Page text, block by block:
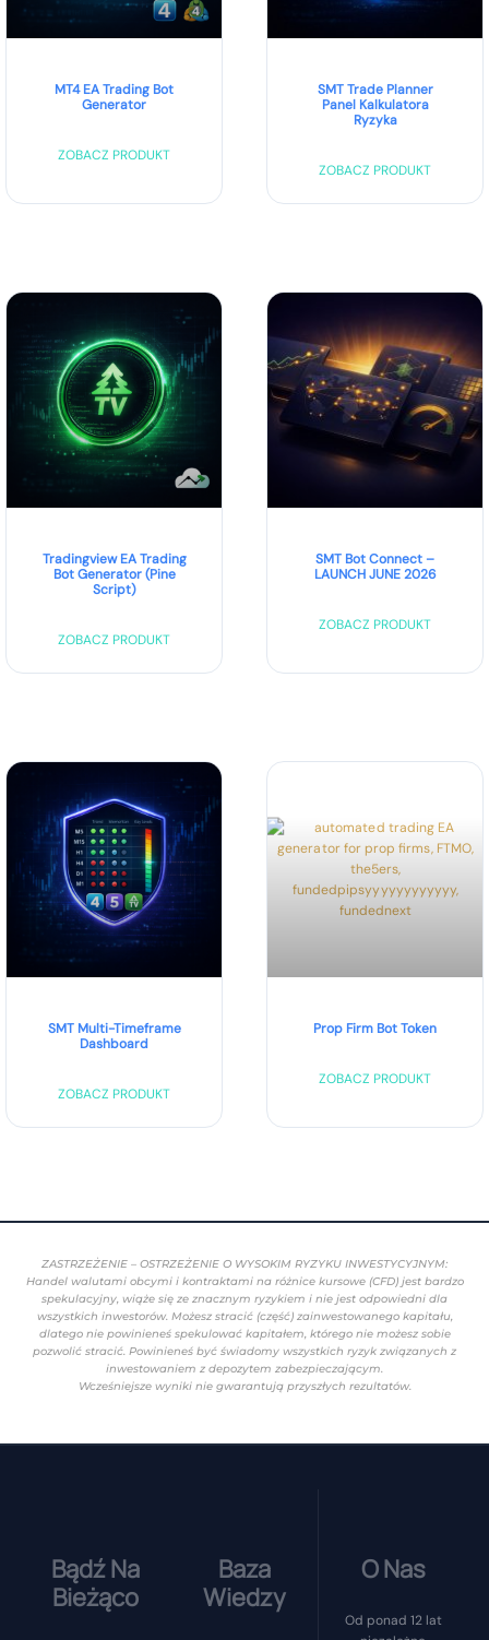
MT4 EA Trading Bot
Generator
ZOBACZ PRODUKT
SMT Trade Planner
Panel Kalkulatora
Ryzyka
ZOBACZ PRODUKT
Tradingview EA Trading
Bot Generator (Pine
Script)
ZOBACZ PRODUKT
SMT Bot Connect –
LAUNCH JUNE 2026
ZOBACZ PRODUKT
SMT Multi-Timeframe
Dashboard
ZOBACZ PRODUKT
Prop Firm Bot Token
ZOBACZ PRODUKT
ZASTRZEŻENIE – OSTRZEŻENIE O WYSOKIM RYZYKU INWESTYCYJNYM:
Handel walutami obcymi i kontraktami na różnice kursowe (CFD) jest bardzo
spekulacyjny, wiąże się ze znacznym ryzykiem i nie jest odpowiedni dla
wszystkich inwestorów. Możesz stracić (część) zainwestowanego kapitału,
dlatego nie powinieneś spekulować kapitałem, którego nie możesz sobie
pozwolić stracić. Powinieneś być świadomy wszystkich ryzyk związanych z
inwestowaniem z depozytem zabezpieczającym.
Wcześniejsze wyniki nie gwarantują przyszłych rezultatów.
Bądź Na
Bieżąco
Baza
Wiedzy
O Nas
Od ponad 12 lat